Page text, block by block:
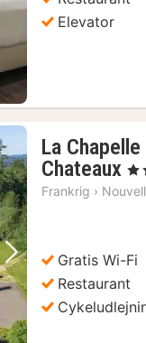
Elevator
Næste billede
La
Chateaux 1
kr.
, 4
Frankrig ›
Gratis Wi-Fi
Restaurant